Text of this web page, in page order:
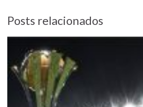
Posts relacionados